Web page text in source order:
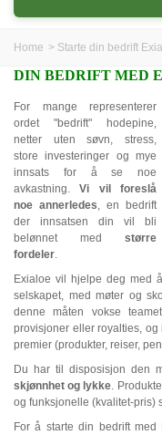
Home > Starte din bedrift
DIN BEDRIFT MED
For mange representerer
ordet "bedrift" hodepine,
netter uten søvn, stress,
store investeringer og mye
innsats for å se noe
avkastning.Vi vil foreslå
noe annerledes, en bedrift
der innsatsen din vil bli
belønnet medstørre
fordeler.
Exialoe vil hjelpe deg med
selskapet, med møter og
denne måten vokse
provisjoner eller royalties,
premier (produkter, reiser,
Du har til disposisjon den
skjønnhet og lykke.
og funksjonelle (kvalitet-pris)
For å starte din bedrift